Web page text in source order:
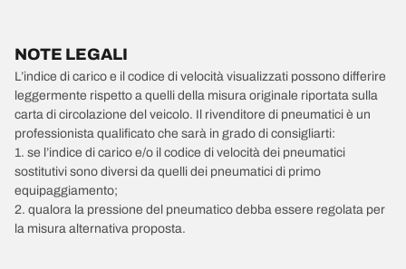
NOTE LEGALI
L’indice di carico e il codice di velocità visualizzati possono differire
leggermente rispetto a quelli della misura originale riportata sulla
carta di circolazione del veicolo. Il rivenditore di pneumatici è un
professionista qualificato che sarà in grado di consigliarti:
1. se l’indice di carico e/o il codice di velocità dei pneumatici
sostitutivi sono diversi da quelli dei pneumatici di primo
equipaggiamento;
2. qualora la pressione del pneumatico debba essere regolata per
la misura alternativa proposta.